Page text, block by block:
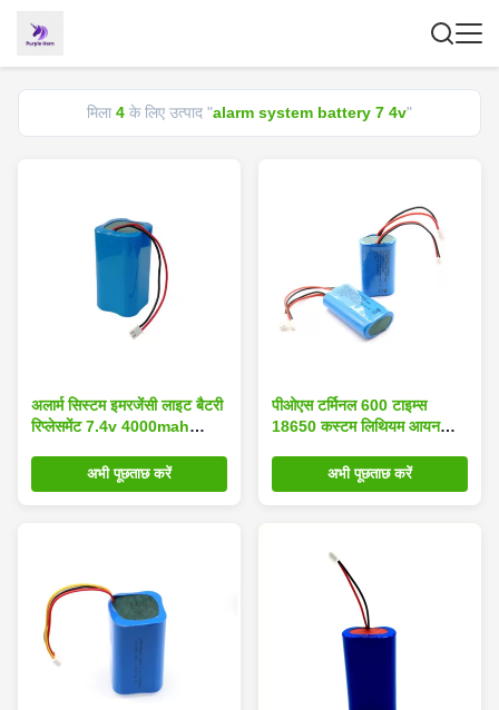
मिला 4 के लिए उत्पाद "alarm system battery 7 4v"
अलार्म सिस्टम इमरजेंसी लाइट बैटरी
रिप्लेसमेंट 7.4v 4000mah
अभी पूछताछ करें
पीओएस टर्मिनल 600 टाइम्स
18650 कस्टम लिथियम आयन
अभी पूछताछ करें